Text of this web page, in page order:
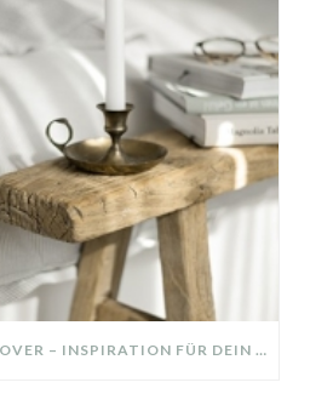
SCHLAFZIMMER MAKEOVER – INSPIRATION FÜR DEIN SCHLAFZIMMER: AUS ALT MACH NEU – HELL, GEMÜTLICH UND EINLADEND